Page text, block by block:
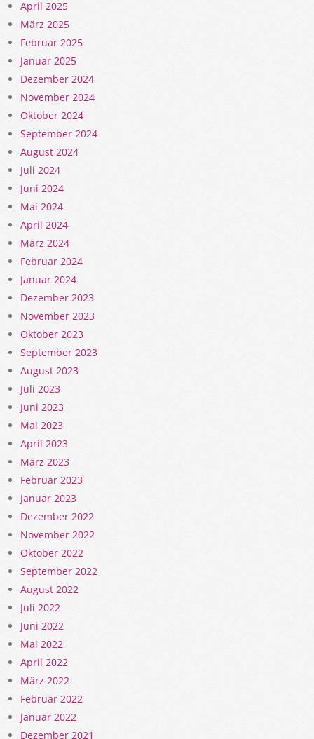
April 2025
März 2025
Februar 2025
Januar 2025
Dezember 2024
November 2024
Oktober 2024
September 2024
August 2024
Juli 2024
Juni 2024
Mai 2024
April 2024
März 2024
Februar 2024
Januar 2024
Dezember 2023
November 2023
Oktober 2023
September 2023
August 2023
Juli 2023
Juni 2023
Mai 2023
April 2023
März 2023
Februar 2023
Januar 2023
Dezember 2022
November 2022
Oktober 2022
September 2022
August 2022
Juli 2022
Juni 2022
Mai 2022
April 2022
März 2022
Februar 2022
Januar 2022
Dezember 2021